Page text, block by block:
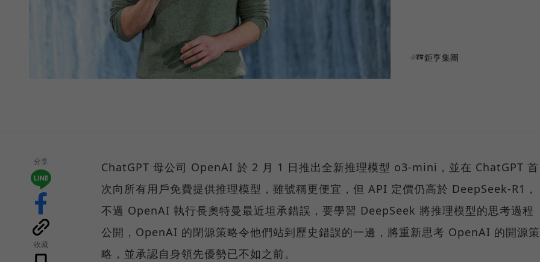
鉅亨集團
分享
收藏
ChatGPT 母公司 OpenAI 於 2 月 1 日推出全新推理模型 o3-mini，並在 ChatGPT 首
次向所有用戶免費提供推理模型，雖號稱更便宜，但 API 定價仍高於 DeepSeek-R1，
不過 OpenAI 執行長奧特曼最近坦承錯誤，要學習 DeepSeek 將推理模型的思考過程
公開，OpenAI 的閉源策略令他們站到歷史錯誤的一邊，將重新思考 OpenAI 的開源策
略，並承認自身領先優勢已不如之前。